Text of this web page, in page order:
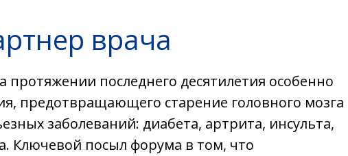
врача
протяжении последнего десятилетия особенно
предотвращающего старение головного мозга
заболеваний: диабета, артрита, инсульта,
Ключевой посыл форума в том, что